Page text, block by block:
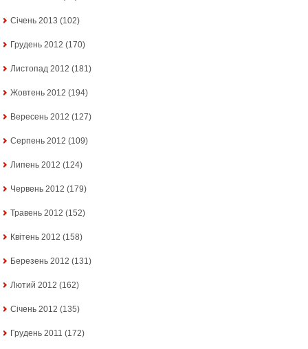
Січень 2013 (102)
Грудень 2012 (170)
Листопад 2012 (181)
Жовтень 2012 (194)
Вересень 2012 (127)
Серпень 2012 (109)
Липень 2012 (124)
Червень 2012 (179)
Травень 2012 (152)
Квітень 2012 (158)
Березень 2012 (131)
Лютий 2012 (162)
Січень 2012 (135)
Грудень 2011 (172)